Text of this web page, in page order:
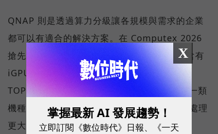
QNAP 則是透過算力分級讓各規模與需求的企業
都可以有適合的解決方案。在 Computex 2026
搶先亮相的 QNAP AI NAS 中，一類是採用含有
iGPU 與專屬 NPU 的處理器平台，以一百多
TOPS 的範圍，可順暢使用 AI 應用程式；另一類
機種則可安裝 1 張或 2 張 NVIDIA 顯示卡，處理
更大的運算量。
X
掌握最新 AI 發展趨勢！
立即訂閱《數位時代》日報、《一天